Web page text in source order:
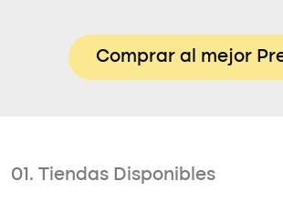
Comprar al mejor
01. Tiendas Disponibles